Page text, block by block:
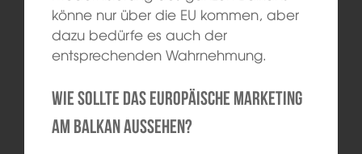
könne nur über die EU kommen, aber
dazu bedürfe es auch der
entsprechenden Wahrnehmung.
Wie sollte das europäische Marketing
am Balkan aussehen?